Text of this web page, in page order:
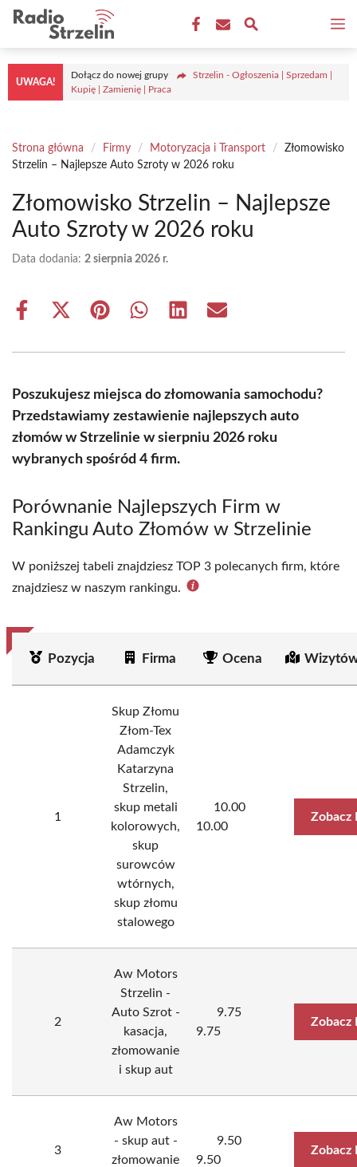
Przejdź
treści
UWAGA!
Dołącz do nowej grupy
Strzelin - Ogłoszenia | Sprzedam |
Kupię | Zamienię | Praca
Strona główna / Firmy / Motoryzacja i Transport /
Złomowisko
Strzelin – Najlepsze Auto Szroty w 2026 roku
Złomowisko Strzelin – Najlepsze
Auto Szroty w 2026 roku
Data dodania: 2 sierpnia 2026 r.
Share
Share
(Twitter)
Share Share Share Share
Poszukujesz miejsca do złomowania samochodu?
Przedstawiamy zestawienie najlepszych auto
złomów w Strzelinie w sierpniu 2026 roku
wybranych spośród 4 firm.
Porównanie Najlepszych Firm w
Rankingu Auto Złomów w Strzelinie
W poniższej tabeli znajdziesz TOP 3 polecanych firm, które
znajdziesz w naszym rankingu.
Pozycja Firma Ocena
1
Skup Złomu
Złom-Tex
Adamczyk
Katarzyna
Strzelin,
skup metali
kolorowych,
skup
surowców
wtórnych,
skup złomu
stalowego
10.00
10.00
Zobacz
2
Aw Motors
Strzelin -
Auto Szrot -
kasacja,
złomowanie
i skup aut
9.75
9.75
Zobacz
3
Aw Motors
- skup aut -
złomowanie
9.50
9.50
Zobacz